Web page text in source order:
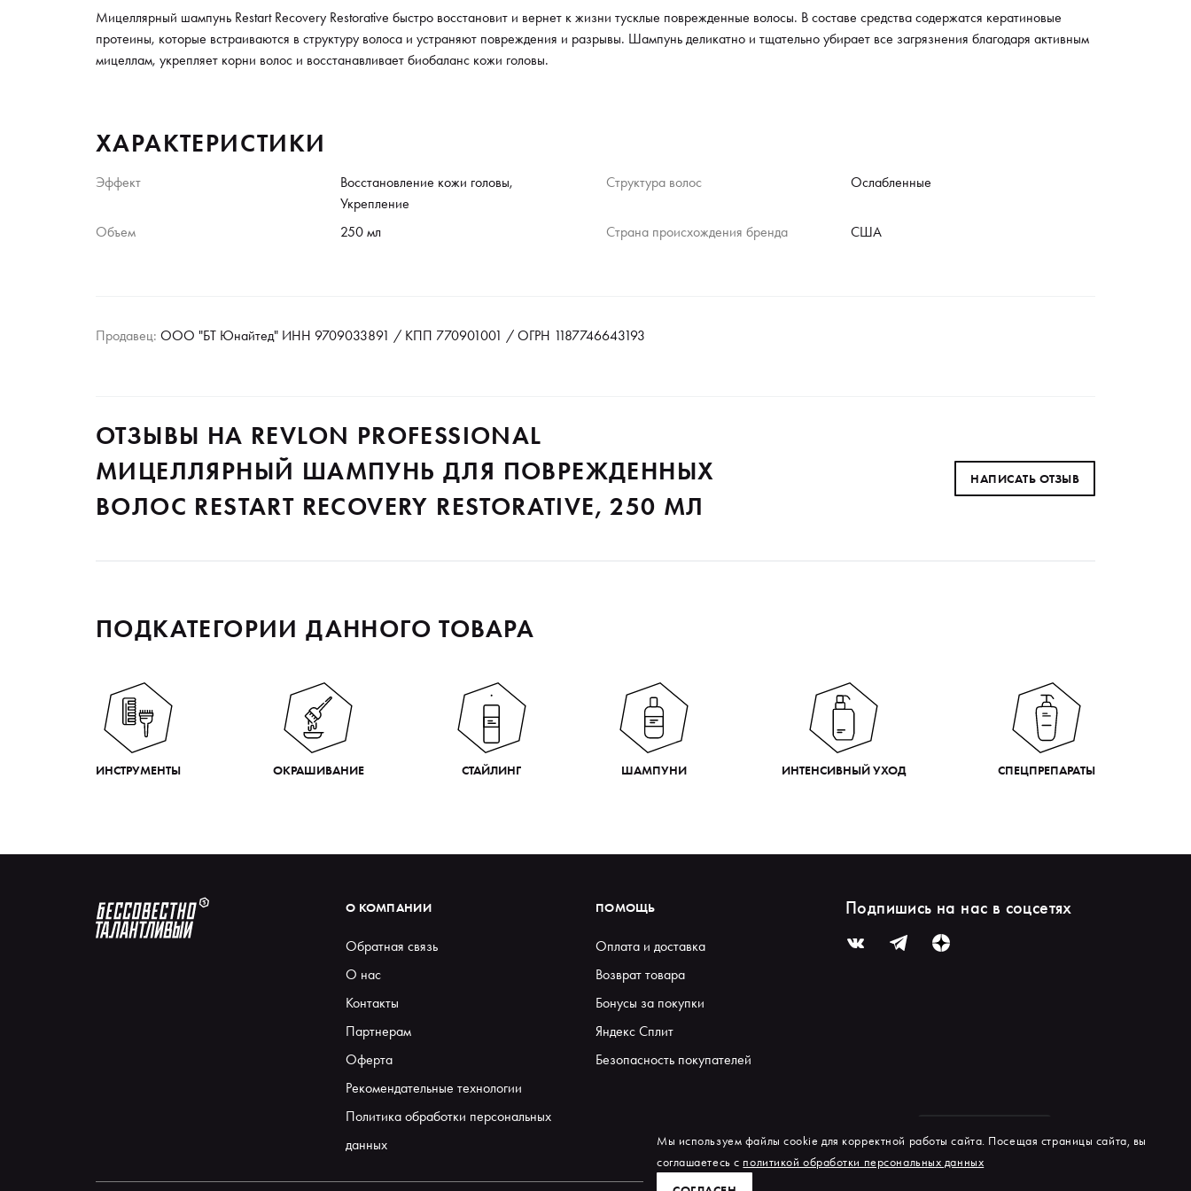
Мицеллярный шампунь Restart Recovery Restorative быстро восстановит и вернет к жизни тусклые поврежденные волосы. В составе средства содержатся кератиновые
протеины, которые встраиваются в структуру волоса и устраняют повреждения и разрывы. Шампунь деликатно и тщательно убирает все загрязнения благодаря активным
мицеллам, укрепляет корни волос и восстанавливает биобаланс кожи головы.
ХАРАКТЕРИСТИКИ
Эффект
Восстановление кожи головы,
Укрепление
Структура волос Ослабленные
Объем 250 мл Страна происхождения бренда США
Продавец: ООО "БТ Юнайтед" ИНН 9709033891 / КПП 770901001 / ОГРН 1187746643193
ОТЗЫВЫ НА REVLON PROFESSIONAL
МИЦЕЛЛЯРНЫЙ ШАМПУНЬ ДЛЯ ПОВРЕЖДЕННЫХ
ВОЛОС RESTART RECOVERY RESTORATIVE, 250 МЛ
НАПИСАТЬ ОТЗЫВ
ПОДКАТЕГОРИИ ДАННОГО ТОВАРА
ИНСТРУМЕНТЫ ОКРАШИВАНИЕ СТАЙЛИНГ ШАМПУНИ ИНТЕНСИВНЫЙ УХОД СПЕЦПРЕПАРАТЫ
О КОМПАНИИ
Обратная связь
О нас
Контакты
Партнерам
Оферта
Рекомендательные технологии
Политика обработки персональных
данных
ПОМОЩЬ
Оплата и доставка
Возврат товара
Бонусы за покупки
Яндекс Сплит
Безопасность покупателей
Подпишись на нас в соцсетях
Мы используем файлы cookie для корректной работы сайта. Посещая страницы сайта, вы
соглашаетесь с политикой обработки персональных данных